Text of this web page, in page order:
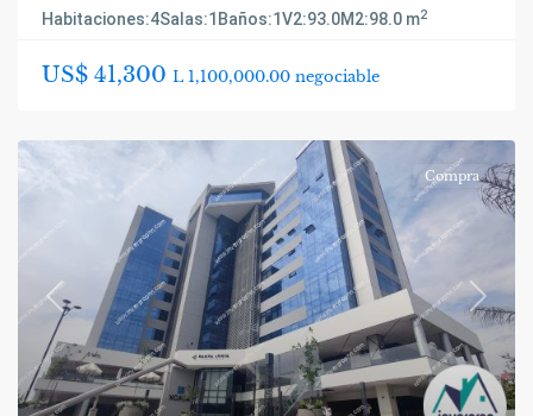
Habitaciones:4Salas:1 Baños:1V2:93.0M2:98.0 m2
US$ 41,300 L 1,100,000.00 negociable
Previous Next
Compra